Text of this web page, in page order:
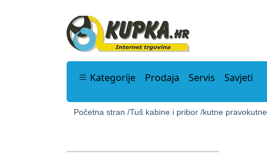
Kategorije Prodaja Servis Savjeti
Početna stran /Tuš kabine i pribor /kutne